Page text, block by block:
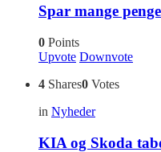
Spar mange
0 Points
Upvote Downvote
4 Shares0 Votes
in Nyheder
KIA og Skoda